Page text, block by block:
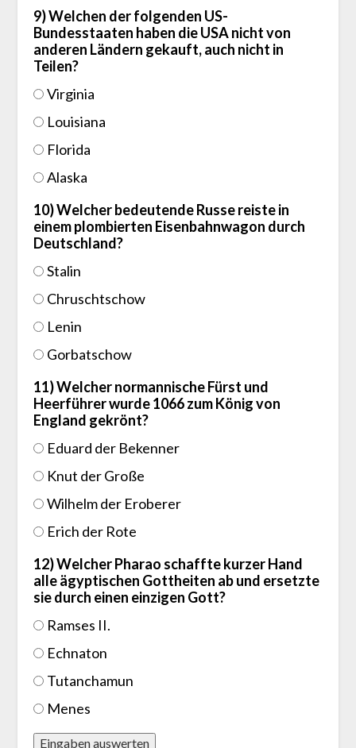
9) Welchen der folgenden US-
Bundesstaaten haben die USA nicht von
anderen Ländern gekauft, auch nicht in
Teilen?
Virginia
Louisiana
Florida
Alaska
10) Welcher bedeutende Russe reiste in
einem plombierten Eisenbahnwagon durch
Deutschland?
Stalin
Chruschtschow
Lenin
Gorbatschow
11) Welcher normannische Fürst und
Heerführer wurde 1066 zum König von
England gekrönt?
Eduard der Bekenner
Knut der Große
Wilhelm der Eroberer
Erich der Rote
12) Welcher Pharao schaffte kurzer Hand
alle ägyptischen Gottheiten ab und ersetzte
sie durch einen einzigen Gott?
Ramses II.
Echnaton
Tutanchamun
Menes